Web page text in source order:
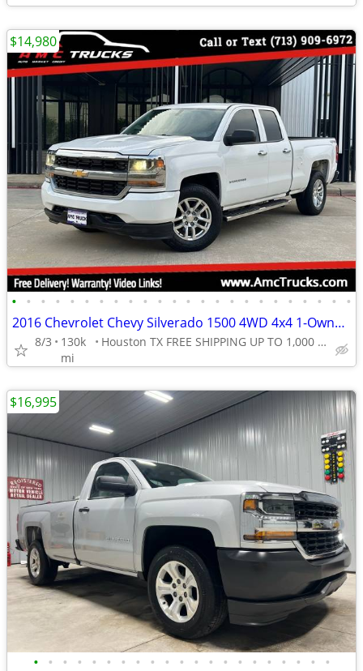
• • • • • • • • • • • • • • • • • • • • • • • •
2016 Chevrolet Chevy Silverado 1500 4WD 4x4 1-Owner CarFax NO RUST!
8/3
130k
mi
Houston TX FREE SHIPPING UP TO 1,000 MI (.90C/MI Add
$14,980
• • • • • • • • • • • • • • • • • • • • •
$16,995